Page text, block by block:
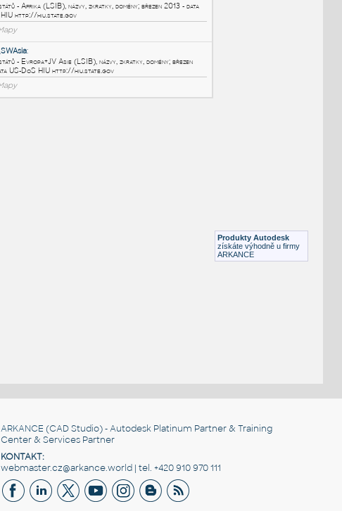
Produkty Autodesk
získáte výhodně u firmy
ARKANCE
ARKANCE (CAD Studio) - Autodesk Platinum Partner & Training
Center & Services Partner
KONTAKT:
webmaster.cz@arkance.world | tel. +420 910 970 111